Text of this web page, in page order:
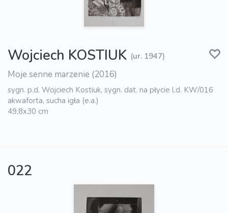
Wojciech KOSTIUK (ur. 1947)
Moje senne marzenie (2016)
sygn. p.d. Wojciech Kostiuk, sygn. dat. na płycie l.d. KW/016
akwaforta, sucha igła (e.a.)
49,8x30 cm
022